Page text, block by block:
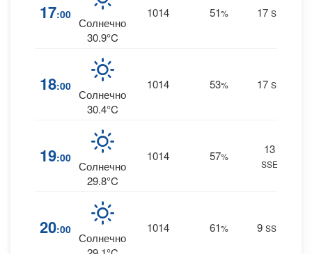
17:00
Солнечно
30.9°C
1014 51% 17 SE
18:00
Солнечно
30.4°C
1014 53% 17 SE
19:00
Солнечно
29.8°C
1014 57%
13
SSE
20:00
Солнечно
1014 61% 9 SSE